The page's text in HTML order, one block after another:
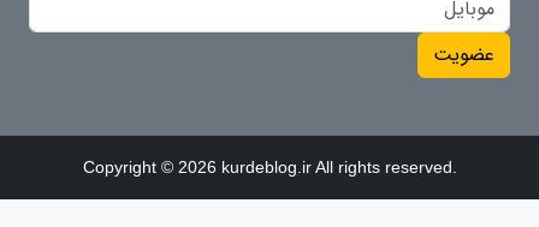
عضویت
Copyright © 2026 kurdeblog.ir All rights reserved.